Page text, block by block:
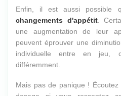
Enfin, il est aussi possible
changements d'appétit.
une augmentation de leur
peuvent éprouver une
individuelle entre en jeu,
différemment.
Mais pas de panique !